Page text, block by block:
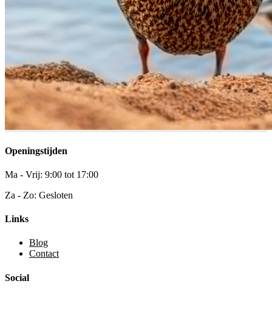
Openingstijden
Ma - Vrij: 9:00 tot 17:00
Za - Zo: Gesloten
Links
Blog
Contact
Social